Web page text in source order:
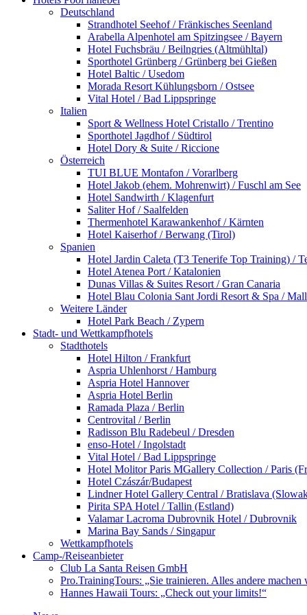
Deutschland
Strandhotel Seehof / Fränkisches Seenland
Arabella Alpenhotel am Spitzingsee / Bayern
Hotel Fuchsbräu / Beilngries (Altmühltal)
Sporthotel Grünberg / Grünberg bei Gießen
Hotel Baltic / Usedom
Morada Resort Kühlungsborn / Ostsee
Vital Hotel / Bad Lippspringe
Italien
Sport & Wellness Hotel Cristallo / Trentino
Sporthotel Jagdhof / Südtirol
Hotel Dory & Suite / Riccione
Österreich
TUI BLUE Montafon / Vorarlberg
Hotel Jakob (ehem. Mohrenwirt) / Fuschl am See
Hotel Sandwirth / Klagenfurt
Saliter Hof / Saalfelden
Thermenhotel Karawankenhof / Kärnten
Hotel Kaiserhof / Berwang (Tirol)
Spanien
Hotel Jardin Caleta (T3 Tenerife Top Training) /
Hotel Atenea Port / Katalonien
Dunas Villas & Suites Resort / Gran Canaria
Hotel Blau Colonia Sant Jordi Resort & Spa /
Weitere Länder
Hotel Park Beach / Zypern
Stadt- und Wettkampfhotels
Stadthotels
Hotel Hilton / Frankfurt
Aspria Uhlenhorst / Hamburg
Aspria Hotel Hannover
Aspria Hotel Berlin
Ramada Plaza / Berlin
Centrovital / Berlin
Radisson Blu Radebeul / Dresden
enso-Hotel / Ingolstadt
Vital Hotel / Bad Lippspringe
Hotel Molitor Paris MGallery Collection / Paris
Hotel Czászár/Budapest
Lindner Hotel Gallery Central / Bratislava
Pirita SPA Hotel / Tallin (Estland)
Valamar Lacroma Dubrovnik Hotel / Dubrovnik
Marina Bay Sands / Singapur
Wettkampfhotels
Camp-/Reiseanbieter
Club La Santa Reisen GmbH
Pro.TrainingTours: „Sie trainieren. Alles andere machen
Hannes Hawaii Tours: „Check out your limits!“